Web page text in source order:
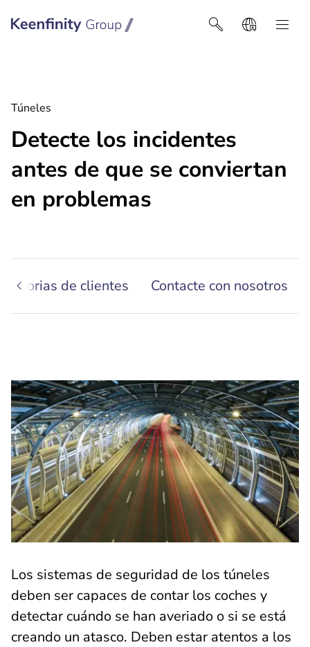
Keenfinity Group I Latin America
Túneles
Detecte los incidentes
antes de que se conviertan
en problemas
Historias de clientes Contacte con nosotros
Los sistemas de seguridad de los túneles
deben ser capaces de contar los coches y
detectar cuándo se han averiado o si se está
creando un atasco. Deben estar atentos a los